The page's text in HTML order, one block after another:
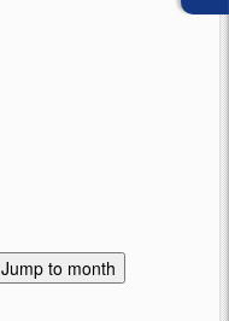
Jump to month